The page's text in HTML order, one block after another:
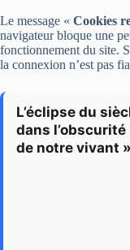
Le message « Cookies
navigateur bloque une
fonctionnement du site.
la connexion n’est pas
L’éclipse du
dans l’obscurité
de notre vivant »